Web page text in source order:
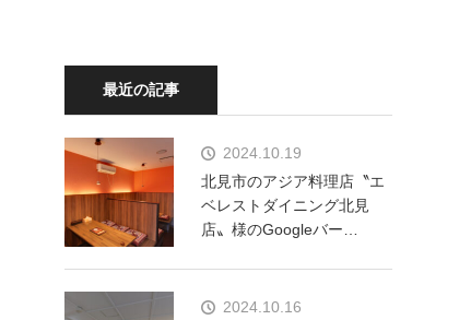
最近の記事
2024.10.19
北見市のアジア料理店〝エ
ベレストダイニング北見
店〟様のGoogleバー…
2024.10.16